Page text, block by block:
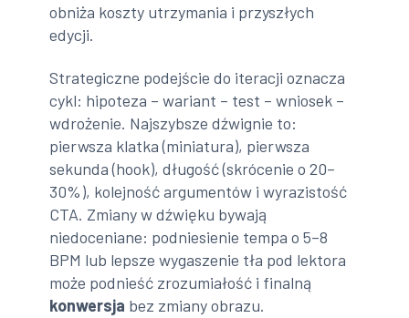
obniża koszty utrzymania i przyszłych
edycji.
Strategiczne podejście do iteracji oznacza
cykl: hipoteza – wariant – test – wniosek –
wdrożenie. Najszybsze dźwignie to:
pierwsza klatka (miniatura), pierwsza
sekunda (hook), długość (skrócenie o 20–
30%), kolejność argumentów i wyrazistość
CTA. Zmiany w dźwięku bywają
niedoceniane: podniesienie tempa o 5–8
BPM lub lepsze wygaszenie tła pod lektora
może podnieść zrozumiałość i finalną
konwersja bez zmiany obrazu.